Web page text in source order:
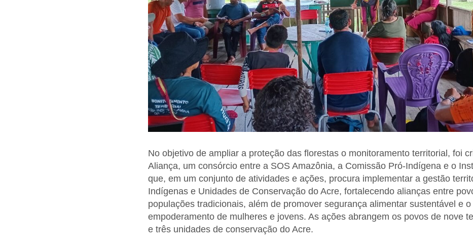
No objetivo de ampliar a proteção das florestas o monitoramento territorial, foi
Aliança, um consórcio entre a SOS Amazônia, a Comissão Pró-Indígena e o
que, em um conjunto de atividades e ações, procura implementar a gestão
Indígenas e Unidades de Conservação do Acre, fortalecendo alianças entre
populações tradicionais, além de promover segurança alimentar sustentável e o
empoderamento de mulheres e jovens. As ações abrangem os povos de nove
e três unidades de conservação do Acre.